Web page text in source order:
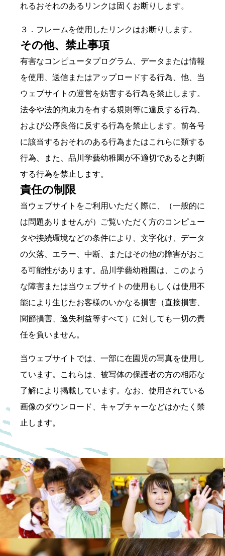
れるおそれのあるリンクは固くお断りします。
３．フレームを使用したリンクはお断りします。
その他、禁止事項
有害なコンピュータプログラム、データまたは情報
を使用、送信またはアップロードする行為、他、当
ウェブサイトの運営を妨害する行為を禁止します。
法令や法的拘束力を有する規則等に違反する行為、
および公序良俗に反する行為を禁止します。前各号
に該当するおそれのある行為またはこれらに類する
行為、また、品川学藝幼稚園が不適切であると判断
する行為を禁止します。
責任の制限
当ウェブサイトをご利用いただく際に、（一般的に
は問題ありませんが）ご覧いただく方のコンピュー
タや接続環境などの条件により、文字化け、データ
の欠落、エラー、中断、またはその他の障害がおこ
る可能性があります。品川学藝幼稚園は、このよう
な障害または当ウェブサイトの使用もしくは使用不
能により生じたお客様のいかなる損害（直接損害、
関節損害、逸失利益等すべて）に対しても一切の責
任を負いません。
当ウェブサイトでは、一部に在園児の写真を使用し
ています。これらは、被写体の保護者の方の相応な
了解により掲載しています。なお、使用されている
画像のダウンロード、キャプチャーなどはかたく禁
止します。